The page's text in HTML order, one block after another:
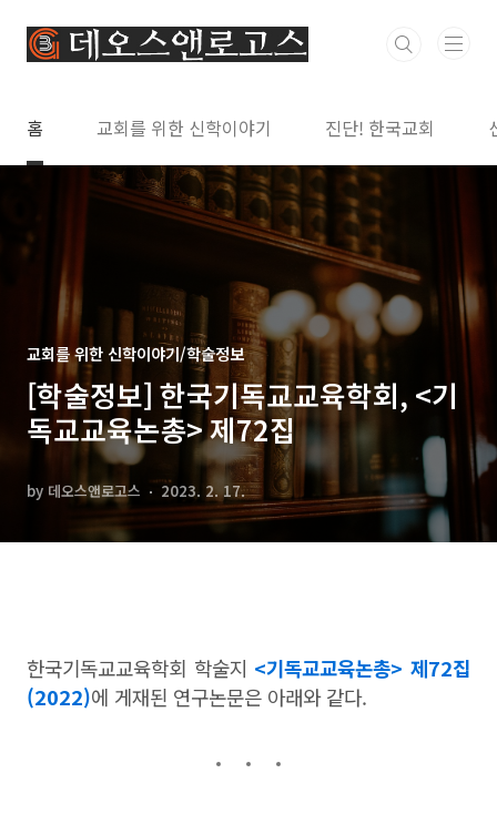
홈 교회를 위한 신학이야기 진단! 한국교회
교회를 위한 신학이야기/학술정보
[학술정보] 한국기독교교육학회, <기
독교교육논총> 제72집
by 데오스앤로고스 2023. 2. 17.
한국기독교교육학회 학술지 <기독교교육논총> 제72집
(2022)에 게재된 연구논문은 아래와 같다.